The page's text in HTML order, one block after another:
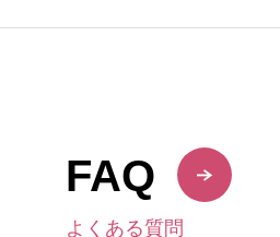
FAQ
よくある質問